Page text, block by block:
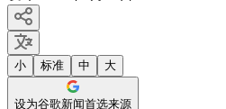
小 标准 中 大
设为谷歌新闻首选来源